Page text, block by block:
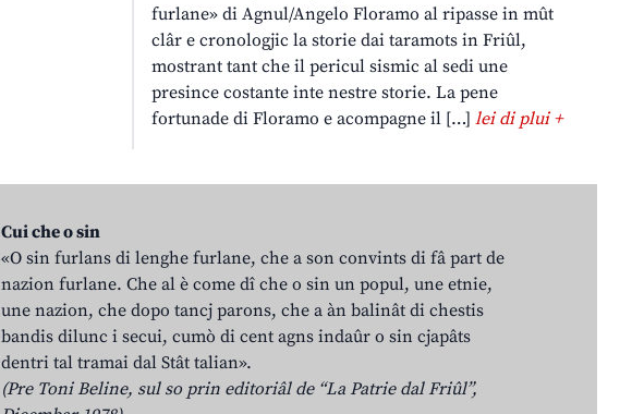
furlane» di Agnul/Angelo Floramo al ripasse in mût
clâr e cronologjic la storie dai taramots in Friûl,
mostrant tant che il pericul sismic al sedi une
presince costante inte nestre storie. La pene
fortunade di Floramo e acompagne il […]lei di plui +
Cui che o sin
«O sin furlans di lenghe furlane, che a son convints di fâ part de
nazion furlane. Che al è come dî che o sin un popul, une etnie,
une nazion, che dopo tancj parons, che a àn balinât di chestis
bandis dilunc i secui, cumò di cent agns indaûr o sin cjapâts
dentri tal tramai dal Stât talian».
(Pre Toni Beline, sul so prin editoriâl de “La Patrie dal Friûl”,